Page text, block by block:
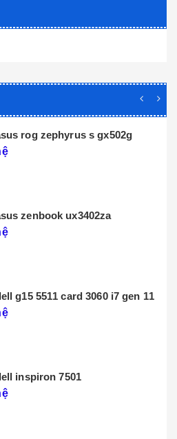
xps 9320 core i5 i7 th12 la-
t14 gen 3